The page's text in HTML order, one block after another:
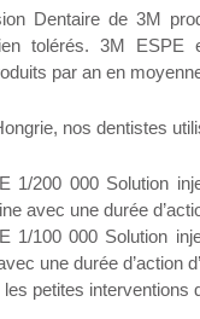
Dentaire de 3M
tolérés. 3M
par an en
nos dentistes
1/200 000 Solution
avec une durée
1/100 000 Solution
une durée d’action
petites interventions